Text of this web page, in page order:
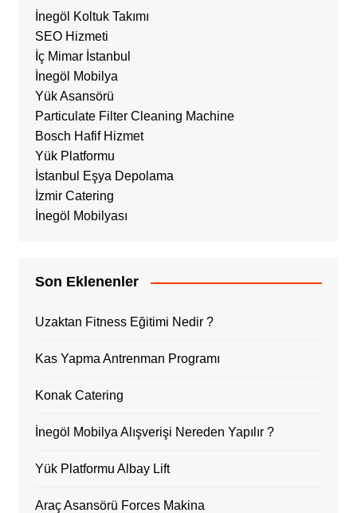
İnegöl Koltuk Takımı
SEO Hizmeti
İç Mimar İstanbul
İnegöl Mobilya
Yük Asansörü
Particulate Filter Cleaning Machine
Bosch Hafif Hizmet
Yük Platformu
İstanbul Eşya Depolama
İzmir Catering
İnegöl Mobilyası
Son Eklenenler
Uzaktan Fitness Eğitimi Nedir ?
Kas Yapma Antrenman Programı
Konak Catering
İnegöl Mobilya Alışverişi Nereden Yapılır ?
Yük Platformu Albay Lift
Araç Asansörü Forces Makina